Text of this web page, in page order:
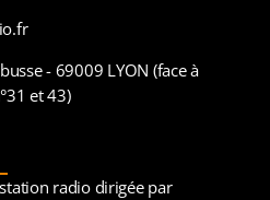
- 69009 LYON (face à
et 43)
radio dirigée par